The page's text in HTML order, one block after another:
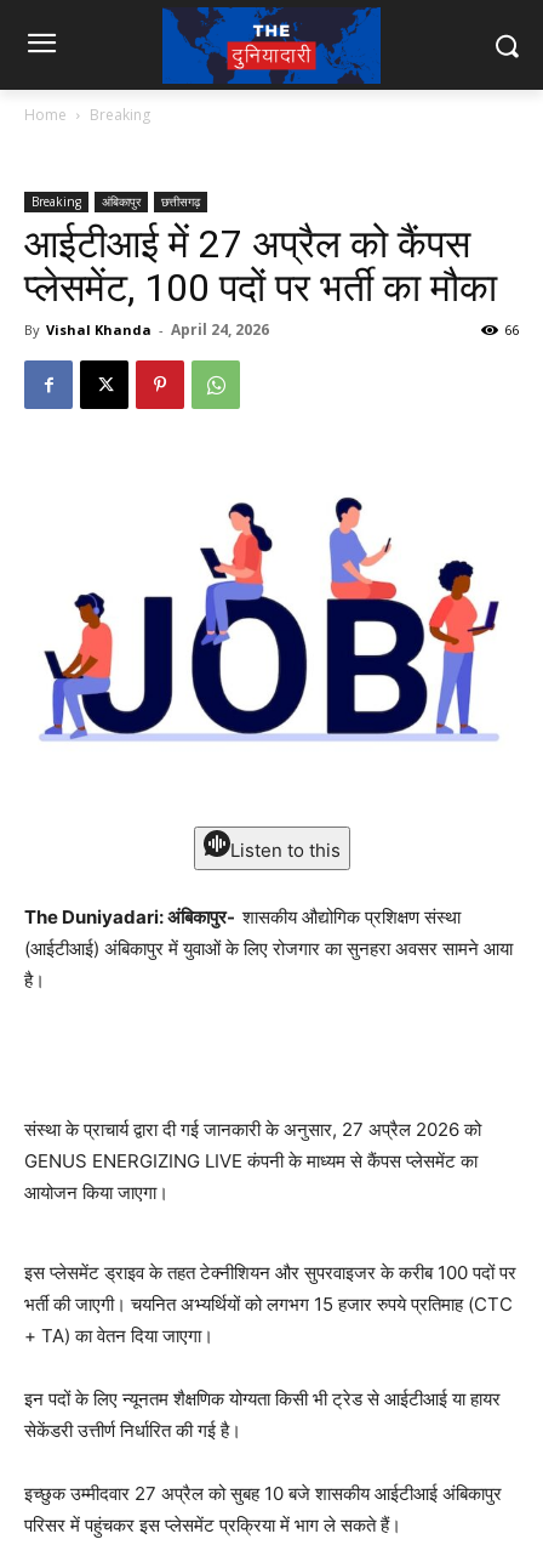
Home Breaking
Breaking अंबिकापुर छत्तीसगढ़
आईटीआई में 27 अप्रैल को कैंपस
प्लेसमेंट, 100 पदों पर भर्ती का मौका
By Vishal Khanda - April 24, 2026 66
Listen to this
The Duniyadari: अंबिकापुर-शासकीय औद्योगिक प्रशिक्षण संस्था
(आईटीआई) अंबिकापुर में युवाओं के लिए रोजगार का सुनहरा अवसर सामने आया
है।
संस्था के प्राचार्य द्वारा दी गई जानकारी के अनुसार, 27 अप्रैल 2026 को
GENUS ENERGIZING LIVE कंपनी के माध्यम से कैंपस प्लेसमेंट का
आयोजन किया जाएगा।
इस प्लेसमेंट ड्राइव के तहत टेक्नीशियन और सुपरवाइजर के करीब 100 पदों पर
भर्ती की जाएगी। चयनित अभ्यर्थियों को लगभग 15 हजार रुपये प्रतिमाह (CTC
+ TA) का वेतन दिया जाएगा।
इन पदों के लिए न्यूनतम शैक्षणिक योग्यता किसी भी ट्रेड से आईटीआई या हायर
सेकेंडरी उत्तीर्ण निर्धारित की गई है।
इच्छुक उम्मीदवार 27 अप्रैल को सुबह 10 बजे शासकीय आईटीआई अंबिकापुर
परिसर में पहुंचकर इस प्लेसमेंट प्रक्रिया में भाग ले सकते हैं।